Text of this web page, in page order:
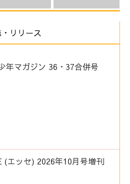
リリース
年マガジン 36・37合併号
(エッセ) 2026年10月号増刊